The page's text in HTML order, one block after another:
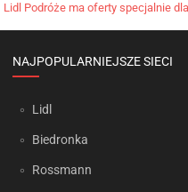
Lidl Podróże ma oferty specjalnie
NAJPOPULARNIEJSZE SIECI
Lidl
Biedronka
Rossmann